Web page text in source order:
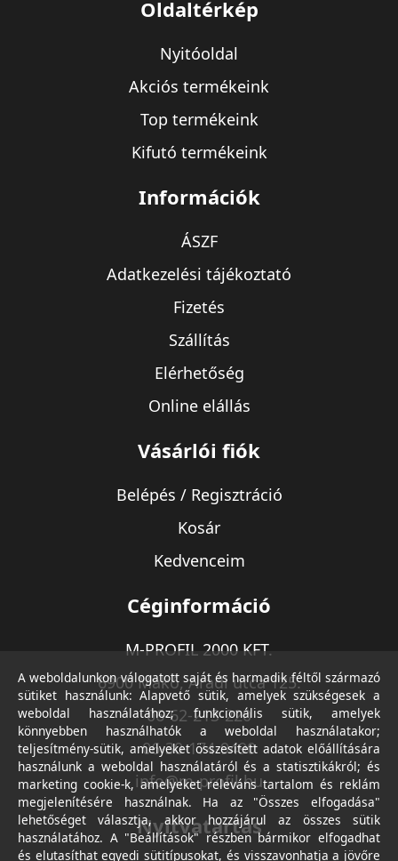
Oldaltérkép
Nyitóoldal
Akciós termékeink
Top termékeink
Kifutó termékeink
Információk
ÁSZF
Adatkezelési tájékoztató
Fizetés
Szállítás
Elérhetőség
Online elállás
Vásárlói fiók
Belépés / Regisztráció
Kosár
Kedvenceim
Céginformáció
M-PROFIL 2000 KFT.
6900 Makó, Aradi utca 125.
06-62-213-220
06-30-174-9490
info@m-profil.hu
Nyitvatartás
A weboldalunkon válogatott saját és harmadik féltől származó
sütiket használunk: Alapvető sütik, amelyek szükségesek a
weboldal használatához; funkcionális sütik, amelyek
könnyebben használhatók a weboldal használatakor;
teljesítmény-sütik, amelyeket összesített adatok előállítására
használunk a weboldal használatáról és a statisztikákról; és
marketing cookie-k, amelyeket releváns tartalom és reklám
megjelenítésére használnak. Ha az "Összes elfogadása"
lehetőséget választja, akkor hozzájárul az összes sütik
használatához. A "Beállítások" részben bármikor elfogadhat
és elutasíthat egyedi sütitípusokat, és visszavonhatja a jövőre